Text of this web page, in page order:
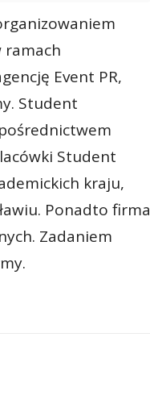
ramach
Event PR,
Student
Student
kraju,
Ponadto firma
Zadaniem